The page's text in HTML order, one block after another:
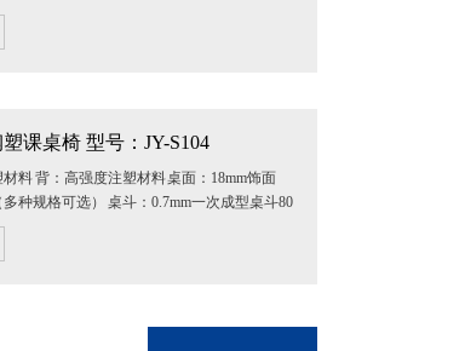
用5mm...
课桌椅 型号：JY-S104
料 背：高强度注塑材料 桌面：18mm饰面
种规格可选） 桌斗：0.7mm一次成型桌斗80
套用 立柱...